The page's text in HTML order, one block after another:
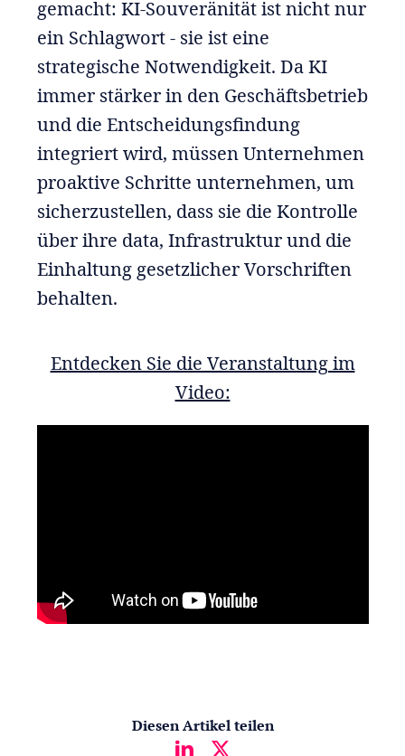
gemacht: KI-Souveränität ist nicht nur
ein Schlagwort - sie ist eine
strategische Notwendigkeit. Da KI
immer stärker in den Geschäftsbetrieb
und die Entscheidungsfindung
integriert wird, müssen Unternehmen
proaktive Schritte unternehmen, um
sicherzustellen, dass sie die Kontrolle
über ihre data, Infrastruktur und die
Einhaltung gesetzlicher Vorschriften
behalten.
Entdecken Sie die Veranstaltung im
Video:
Diesen Artikel teilen